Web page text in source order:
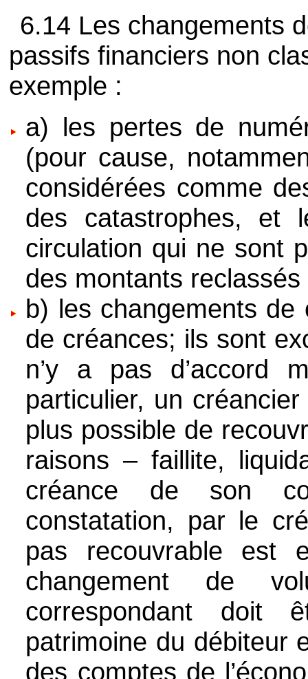
6.14 Les changements
passifs financiers non
exemple :
a) les pertes de
(pour cause,
considérées comme
des catastrophes, et
circulation qui ne sont
des montants
b) les changements de
de créances; ils sont
n’y a pas d’accord
particulier, un
plus possible de
raisons – faillite,
créance de son
constatation, par le
pas recouvrable est
changement de
correspondant doit
patrimoine du débiteur
des comptes de